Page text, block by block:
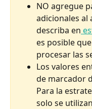
NO agregue
adicionales al
describa en
es posible
procesar las
Los valores
de marcador
Para la
solo se